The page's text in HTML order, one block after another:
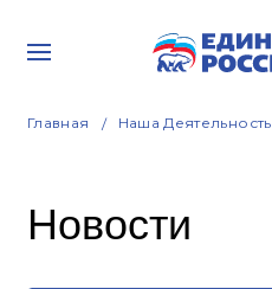
Главная Наша Деятельность
Новости